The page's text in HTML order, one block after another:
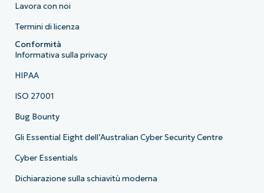
Lavora con noi
Termini di licenza
Conformità
Informativa sulla privacy
HIPAA
ISO 27001
Bug Bounty
Gli Essential Eight dell’Australian Cyber Security Centre
Cyber Essentials
Dichiarazione sulla schiavitù moderna